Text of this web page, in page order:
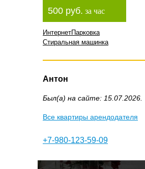
500 руб. за час
ИнтернетПарковка
Стиральная машинка
Антон
Был(а) на сайте: 15.07.2026.
Все квартиры арендодателя
+7-980-123-59-09